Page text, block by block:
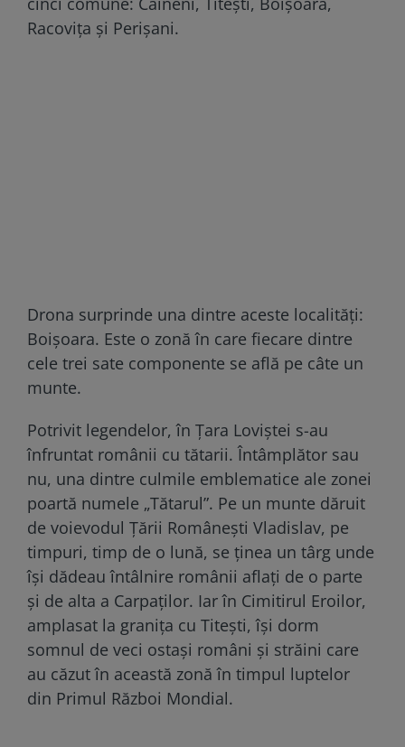
Racovița și Perișani.
Drona surprinde una dintre aceste localități:
Boișoara. Este o zonă în care fiecare dintre
cele trei sate componente se află pe câte un
munte.
Potrivit legendelor, în Țara Loviștei s-au
înfruntat românii cu tătarii. Întâmplător sau
nu, una dintre culmile emblematice ale zonei
poartă numele „Tătarul”. Pe un munte dăruit
de voievodul Țării Românești Vladislav, pe
timpuri, timp de o lună, se ținea un târg unde
își dădeau întâlnire românii aflați de o parte
și de alta a Carpaților. Iar în Cimitirul Eroilor,
amplasat la granița cu Titești, își dorm
somnul de veci ostași români și străini care
au căzut în această zonă în timpul luptelor
din Primul Război Mondial.